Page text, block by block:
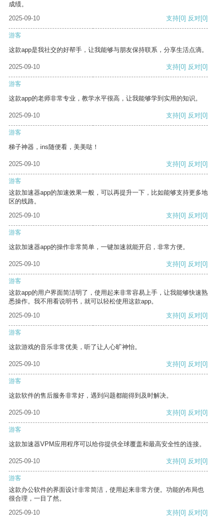
成绩。
2025-09-10
支持[0] 反对[0]
游客
这款app是我社交的好帮手，让我能够与朋友保持联系，分享生活点滴。
2025-09-10 支持[0] 反对[0]
游客
这款app的老师非常专业，教学水平很高，让我能够学到实用的知识。
2025-09-10 支持[0] 反对[0]
游客
梯子神器，ins随便看，美美哒！
2025-09-10 支持[0] 反对[0]
游客
这款加速器app的加速效果一般，可以再提升一下，比如能够支持更多地
区的线路。
2025-09-10
支持[0] 反对[0]
游客
这款加速器app的操作非常简单，一键加速就能开启，非常方便。
2025-09-10 支持[0] 反对[0]
游客
这款app的用户界面简洁明了，使用起来非常容易上手，让我能够快速熟
悉操作。我不用看说明书，就可以轻松使用这款app。
2025-09-10
支持[0] 反对[0]
游客
这款游戏的音乐非常优美，听了让人心旷神怡。
2025-09-10 支持[0] 反对[0]
游客
这款软件的售后服务非常好，遇到问题都能得到及时解决。
2025-09-10 支持[0] 反对[0]
游客
这款加速器VPM应用程序可以给你提供全球覆盖和最高安全性的连接。
2025-09-10 支持[0] 反对[0]
游客
这款办公软件的界面设计非常简洁，使用起来非常方便。功能的布局也
很合理，一目了然。
2025-09-10
支持[0] 反对[0]